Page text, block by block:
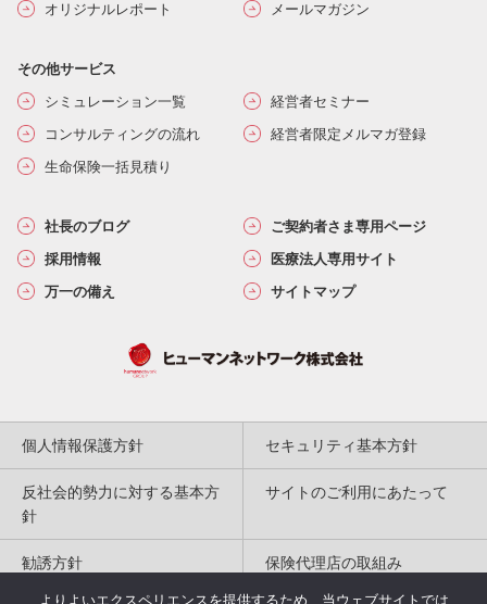
オリジナルレポート
メールマガジン
その他サービス
シミュレーション一覧
経営者セミナー
コンサルティングの流れ
経営者限定メルマガ登録
生命保険一括見積り
社長のブログ
ご契約者さま専用ページ
採用情報
医療法人専用サイト
万一の備え
サイトマップ
個人情報保護方針 セキュリティ基本方針
反社会的勢力に対する基本方
針
サイトのご利用にあたって
勧誘方針 保険代理店の取組み
よりよいエクスペリエンスを提供するため、当ウェブサイトでは